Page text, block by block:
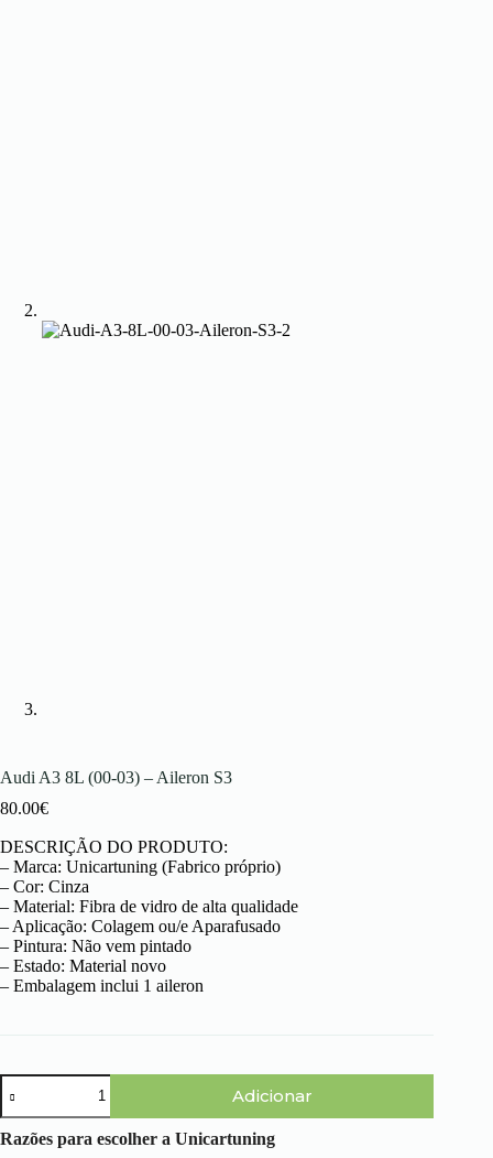
Audi A3 8L (00-03) – Aileron S3
80.00€
DESCRIÇÃO DO PRODUTO:
– Marca: Unicartuning (Fabrico próprio)
– Cor: Cinza
– Material: Fibra de vidro de alta qualidade
– Aplicação: Colagem ou/e Aparafusado
– Pintura: Não vem pintado
– Estado: Material novo
– Embalagem inclui 1 aileron
Quantidade
de
Audi
A3
Adicionar
Razões para escolher a Unicartuning